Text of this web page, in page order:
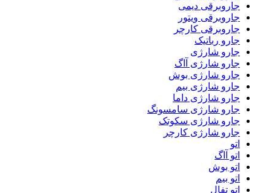
جاروبرقی دیمی
جاروبرقی ویتور
جاروبرقی کارچر
جارو رباتیک
جارو شارژی
جارو شارژی آاگ
جارو شارژی بوش
جارو شارژی بیم
جارو شارژی داما
جارو شارژی سامسونگ
جارو شارژی سکوتک
جارو شارژی کارچر
اتو
اتو آاگ
اتو بوش
اتو بیم
اتو تفال